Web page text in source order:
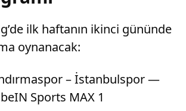
ilk haftanın ikinci gününde
oynanacak:
– İstanbulspor —
Sports MAX 1